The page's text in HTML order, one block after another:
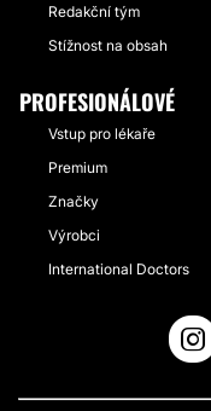
Redakční tým
Stížnost na obsah
PROFESIONÁLOVÉ
Vstup pro lékaře
Premium
Značky
Výrobci
International Doctors